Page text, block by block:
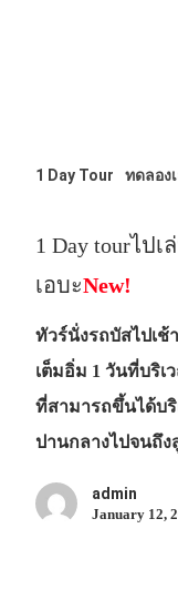
1 Day Tour ทดลอง
1 Day tourไป
เอบะNew!
ทัวร์นั่งรถบัสไปเช้
เต็มอิ่ม 1 วันที่บริ
ที่สามารถขึ้นได้บ
ปานกลางไปจนถึ
admin
January 12,